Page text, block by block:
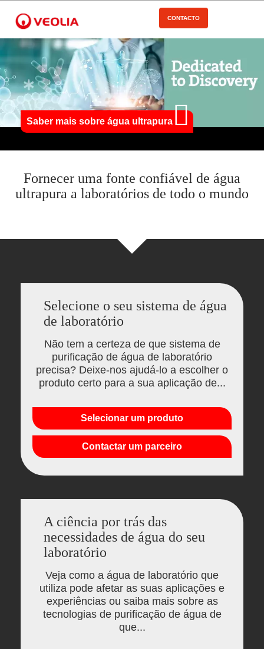
para
conteúdo
principal
CONTACTO
Saber mais sobre água ultrapura
Fornecer uma fonte confiável de água
ultrapura a laboratórios de todo o mundo
Selecione o seu sistema de água
de laboratório
Não tem a certeza de que sistema de
purificação de água de laboratório
precisa? Deixe-nos ajudá-lo a escolher o
produto certo para a sua aplicação de...
Selecionar um produto
Contactar um parceiro
A ciência por trás das
necessidades de água do seu
laboratório
Veja como a água de laboratório que
utiliza pode afetar as suas aplicações e
experiências ou saiba mais sobre as
tecnologias de purificação de água de
que...